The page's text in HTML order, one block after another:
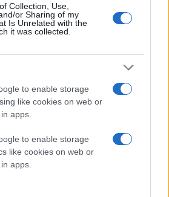
Collection, Use,
or Sharing of my
Is Unrelated with the
it was collected.
to enable storage
like cookies on web or
apps.
to enable storage
like cookies on web or
apps.